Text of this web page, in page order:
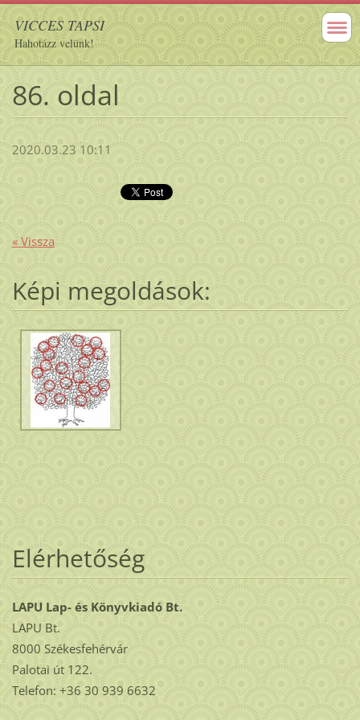
VICCES TAPSI
Hahotázz velünk!
86. oldal
2020.03.23 10:11
« Vissza
Képi megoldások:
Elérhetőség
LAPU Lap- és Könyvkiadó Bt.
LAPU Bt.
8000 Székesfehérvár
Palotai út 122.
Telefon: +36 30 939 6632